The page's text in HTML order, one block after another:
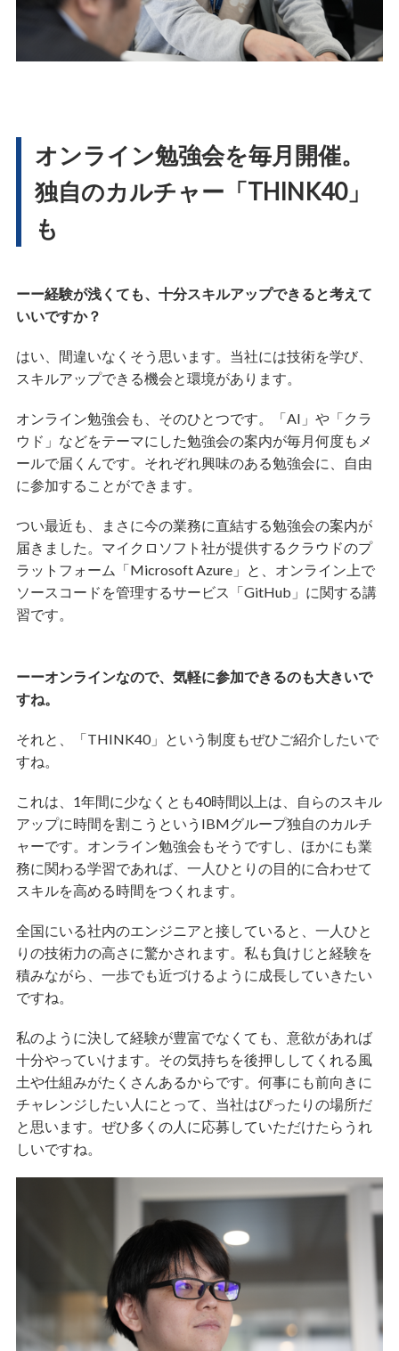
オンライン勉強会を毎月開催。
独自のカルチャー「THINK40」
も
ーー経験が浅くても、十分スキルアップできると考えて
いいですか？
はい、間違いなくそう思います。当社には技術を学び、
スキルアップできる機会と環境があります。
オンライン勉強会も、そのひとつです。「AI」や「クラ
ウド」などをテーマにした勉強会の案内が毎月何度もメ
ールで届くんです。それぞれ興味のある勉強会に、自由
に参加することができます。
つい最近も、まさに今の業務に直結する勉強会の案内が
届きました。マイクロソフト社が提供するクラウドのプ
ラットフォーム「Microsoft Azure」と、オンライン上で
ソースコードを管理するサービス「GitHub」に関する講
習です。
ーーオンラインなので、気軽に参加できるのも大きいで
すね。
それと、「THINK40」という制度もぜひご紹介したいで
すね。
これは、1年間に少なくとも40時間以上は、自らのスキル
アップに時間を割こうというIBMグループ独自のカルチ
ャーです。オンライン勉強会もそうですし、ほかにも業
務に関わる学習であれば、一人ひとりの目的に合わせて
スキルを高める時間をつくれます。
全国にいる社内のエンジニアと接していると、一人ひと
りの技術力の高さに驚かされます。私も負けじと経験を
積みながら、一歩でも近づけるように成長していきたい
ですね。
私のように決して経験が豊富でなくても、意欲があれば
十分やっていけます。その気持ちを後押ししてくれる風
土や仕組みがたくさんあるからです。何事にも前向きに
チャレンジしたい人にとって、当社はぴったりの場所だ
と思います。ぜひ多くの人に応募していただけたらうれ
しいですね。